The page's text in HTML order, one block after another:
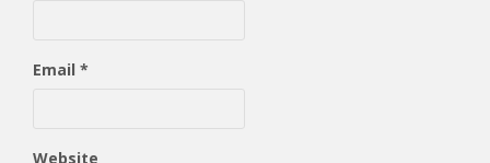
Email *
Website